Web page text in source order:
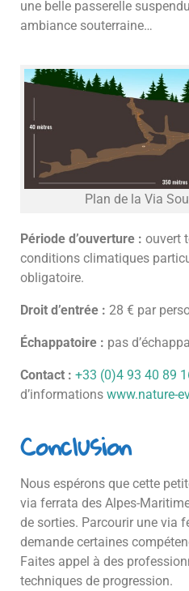
une belle passerelle
ambiance souterraine…
Plan de la Via
Période d’ouverture : ouvert
conditions climatiques
obligatoire.
Droit d’entrée : 28 € par
Échappatoire : pas
Contact : +33 (0)4 93 40 89
d’informations www.nature-
Conclusion
Nous espérons que cette
via ferrata des Alpes-
de sorties. Parcourir une via
demande certaines
Faites appel à des
techniques de progression.